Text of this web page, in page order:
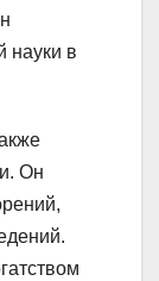
науки в
Он